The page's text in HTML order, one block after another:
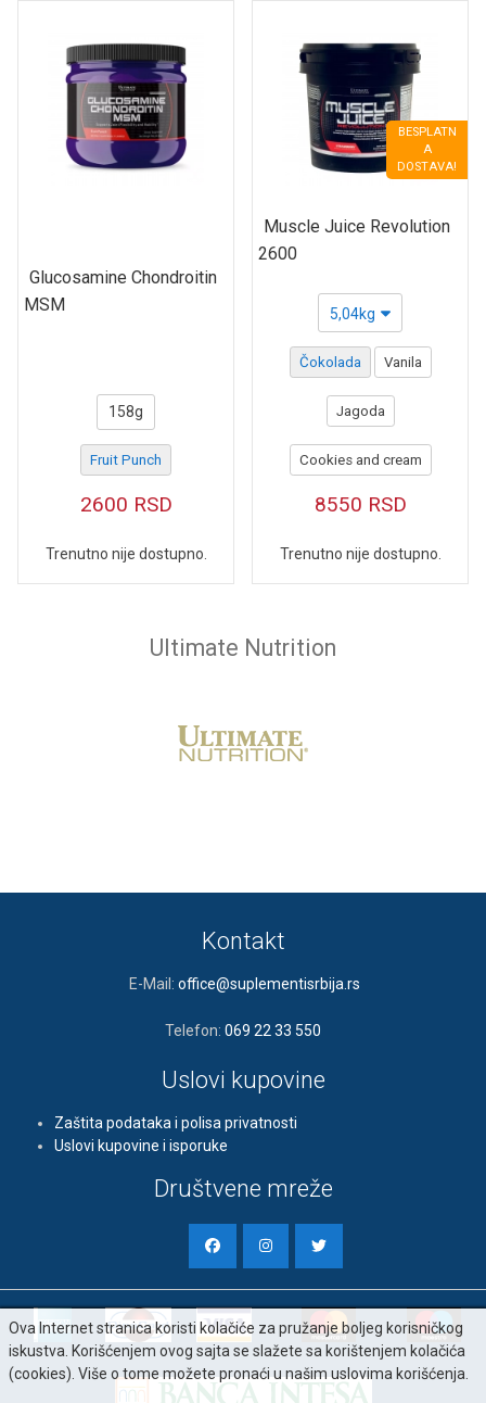
Glucosamine Chondroitin
MSM
158g
Fruit Punch
2600 RSD
Trenutno nije dostupno.
BESPLATN
A
DOSTAVA!
Muscle Juice Revolution
2600
5,04kg
Čokolada Vanila
Jagoda
Cookies and cream
8550 RSD
Trenutno nije dostupno.
Ultimate Nutrition
Kontakt
E-Mail: office@suplementisrbija.rs
Telefon: 069 22 33 550
Uslovi kupovine
Zaštita podataka i polisa privatnosti
Uslovi kupovine i isporuke
Društvene mreže
Ova Internet stranica koristi kolačiće za pružanje boljeg korisničkog
iskustva. Korišćenjem ovog sajta se slažete sa korištenjem kolačića
(cookies). Više o tome možete pronaći u našim uslovima korišćenja.